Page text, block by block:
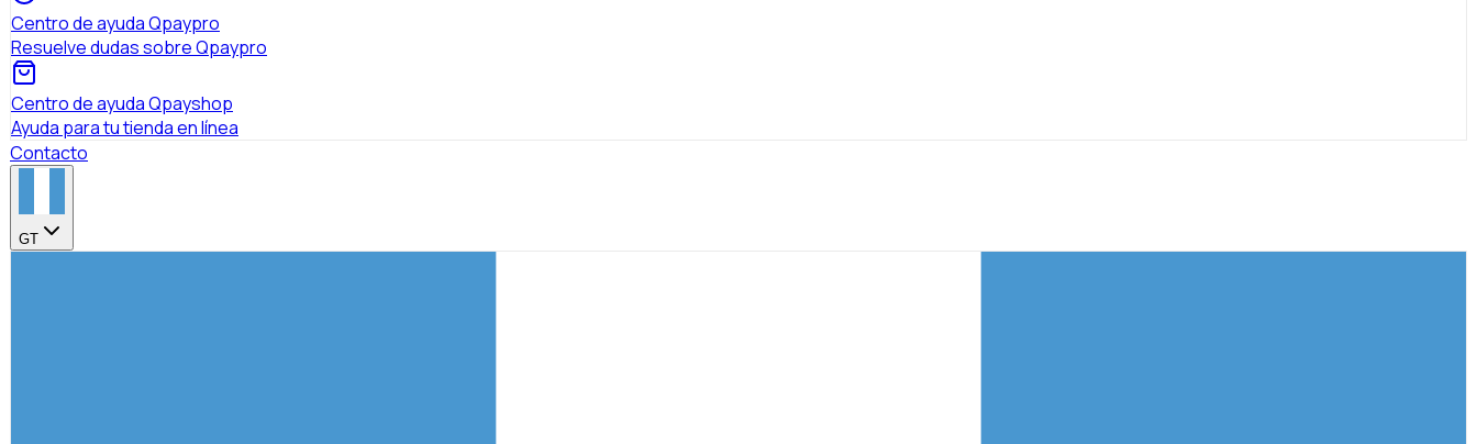
Centro de ayuda Qpaypro
Resuelve dudas sobre Qpaypro
Centro de ayuda Qpayshop
Ayuda para tu tienda en línea
Contacto
GT